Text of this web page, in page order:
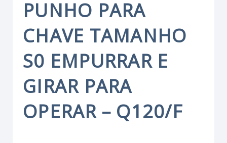
PUNHO PARA
CHAVE TAMANHO
S0 EMPURRAR E
GIRAR PARA
OPERAR – Q120/F